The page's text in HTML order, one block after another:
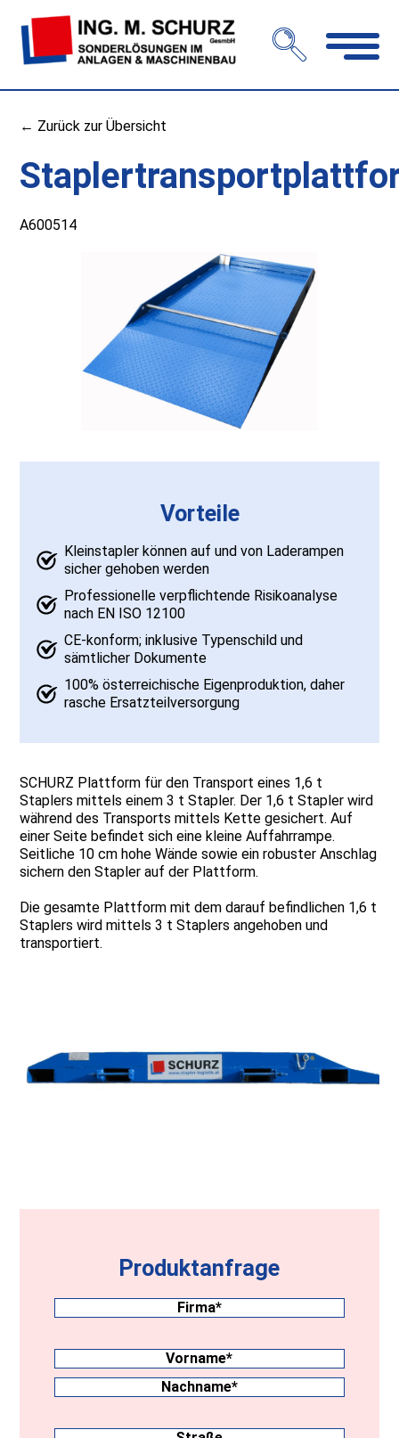
← Zurück zur Übersicht
A600514
Vorteile
Kleinstapler können auf und von Laderampen
sicher gehoben werden
Professionelle verpflichtende Risikoanalyse
nach EN ISO 12100
CE-konform; inklusive Typenschild und
sämtlicher Dokumente
100% österreichische Eigenproduktion, daher
rasche Ersatzteilversorgung
SCHURZ Plattform für den Transport eines 1,6 t
Staplers mittels einem 3 t Stapler. Der 1,6 t Stapler wird
während des Transports mittels Kette gesichert. Auf
einer Seite befindet sich eine kleine Auffahrrampe.
Seitliche 10 cm hohe Wände sowie ein robuster Anschlag
sichern den Stapler auf der Plattform.
Die gesamte Plattform mit dem darauf befindlichen 1,6 t
Staplers wird mittels 3 t Staplers angehoben und
transportiert.
Produktanfrage
Firma(erforderlich)
Nachname(erforderlich)
Vorname
Anschrift